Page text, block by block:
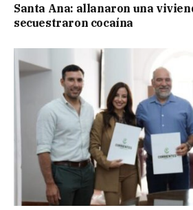
Santa Ana: allanaron una
secuestraron cocaína